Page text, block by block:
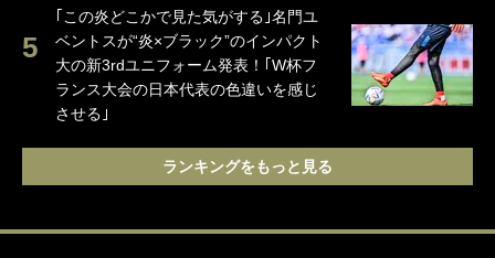
｢この炎どこかで見た気がする｣名門ユ
ベントスが“炎×ブラック”のインパクト
大の新3rdユニフォーム発表！｢W杯フ
ランス大会の日本代表の色違いを感じ
させる｣
ランキングをもっと見る